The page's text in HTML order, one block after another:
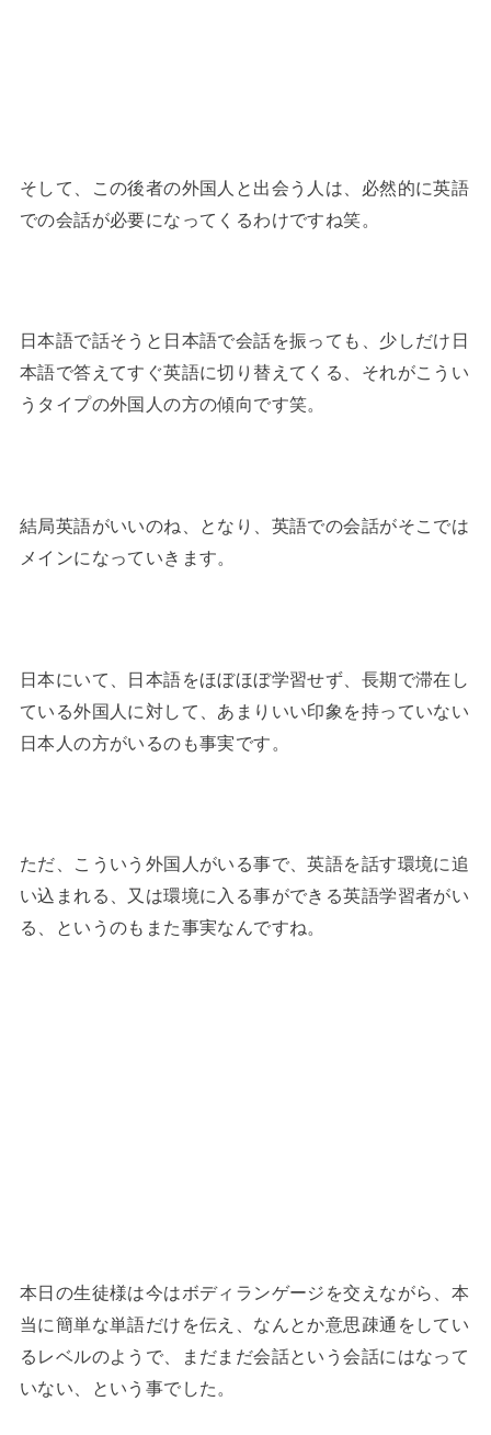
そして、この後者の外国人と出会う人は、必然的に英語
での会話が必要になってくるわけですね笑。
日本語で話そうと日本語で会話を振っても、少しだけ日
本語で答えてすぐ英語に切り替えてくる、それがこうい
うタイプの外国人の方の傾向です笑。
結局英語がいいのね、となり、英語での会話がそこでは
メインになっていきます。
日本にいて、日本語をほぼほぼ学習せず、長期で滞在し
ている外国人に対して、あまりいい印象を持っていない
日本人の方がいるのも事実です。
ただ、こういう外国人がいる事で、英語を話す環境に追
い込まれる、又は環境に入る事ができる英語学習者がい
る、というのもまた事実なんですね。
本日の生徒様は今はボディランゲージを交えながら、本
当に簡単な単語だけを伝え、なんとか意思疎通をしてい
るレベルのようで、まだまだ会話という会話にはなって
いない、という事でした。